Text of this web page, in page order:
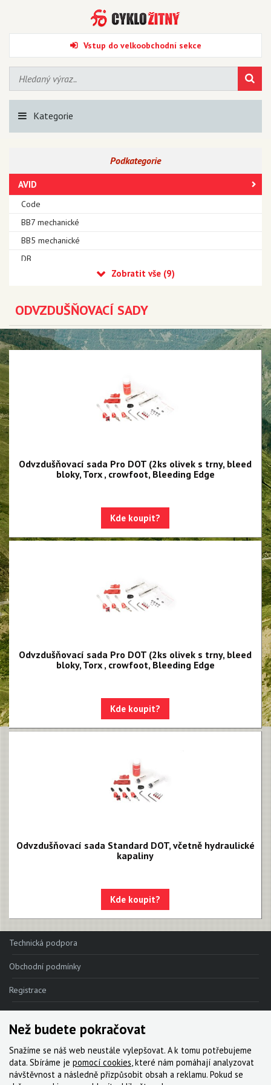
Vstup do velkoobchodní sekce
Kategorie
Podkategorie
AVID
Code
BB7 mechanické
BB5 mechanické
DB
Hydraulické kot. brzdy
Destičky
Odvzdušňovací sady
Náhradní díly
MONTONE
Výprodej
ODVZDUŠŇOVACÍ SADY
Odvzdušňovací sada Pro DOT (2ks olivek s trny, bleed
bloky, Torx , crowfoot, Bleeding Edge
Kde koupit?
Odvzdušňovací sada Pro DOT (2ks olivek s trny, bleed
bloky, Torx , crowfoot, Bleeding Edge
Kde koupit?
Odvzdušňovací sada Standard DOT, včetně hydraulické
kapaliny
Kde koupit?
Technická podpora
Obchodní podmínky
Registrace
Reklamace
Kde nakoupit
Kontakt
Než budete pokračovat
Snažíme se náš web neustále vylepšovat. A k tomu potřebujeme
data. Sbíráme je pomocí cookies, které nám pomáhají analyzovat
návštěvnost a následně přizpůsobit obsah a reklamu. Pokud se